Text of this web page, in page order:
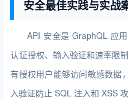
安全最佳实践与实战
API 安全是 GraphQL 应
认证授权、输入验证和速率限
有授权用户能够访问敏感数据
入验证防止 SQL 注入和 XSS